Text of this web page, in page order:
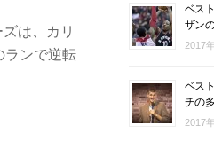
は、カリ
ランで逆転
ベス
ザン
2017
ベス
チの
2017